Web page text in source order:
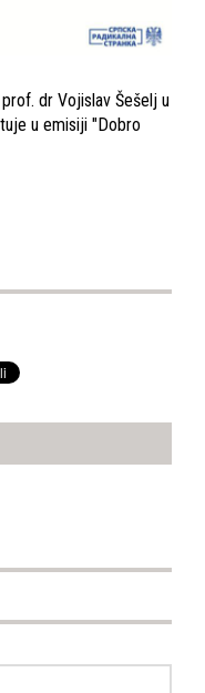
dr Vojislav Šešelj u
u emisiji "Dobro